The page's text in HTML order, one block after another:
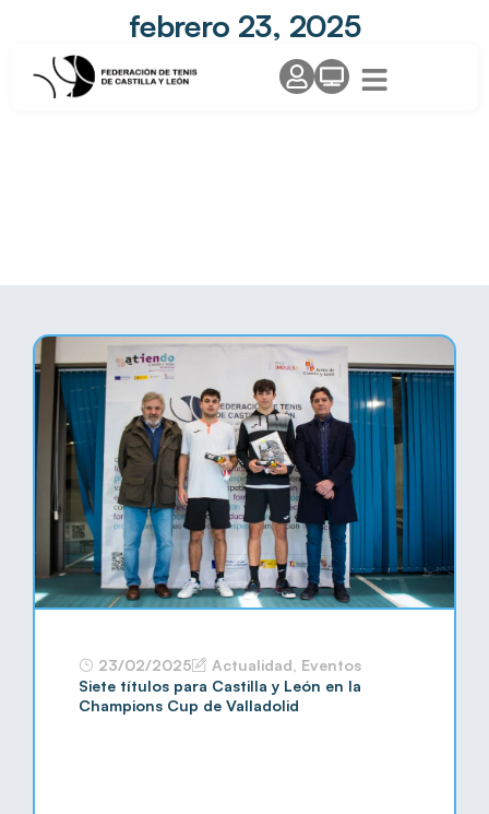
febrero 23, 2025
23/02/2025 Actualidad, Eventos
Siete títulos para Castilla y León en la
Champions Cup de Valladolid